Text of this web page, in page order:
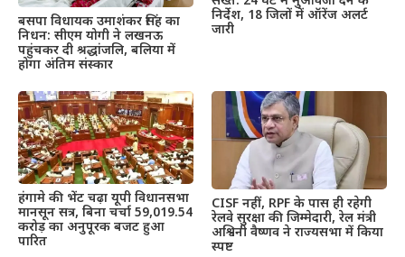
बसपा विधायक उमाशंकर सिंह का
निधन: सीएम योगी ने लखनऊ
पहुंचकर दी श्रद्धांजलि, बलिया में
होगा अंतिम संस्कार
निर्देश, 18 जिलों में ऑरेंज अलर्ट
जारी
हंगामे की भेंट चढ़ा यूपी विधानसभा
मानसून सत्र, बिना चर्चा 59,019.54
करोड़ का अनुपूरक बजट हुआ
पारित
CISF नहीं, RPF के पास ही रहेगी
रेलवे सुरक्षा की जिम्मेदारी, रेल मंत्री
अश्विनी वैष्णव ने राज्यसभा में किया
स्पष्ट